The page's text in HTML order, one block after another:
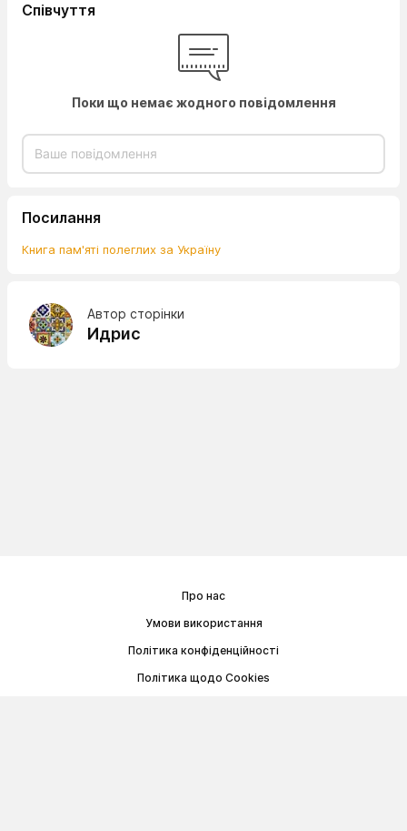
Співчуття
Поки що немає жодного повідомлення
Посилання
Книга пам'яті полеглих за Україну
Автор сторінки
Идрис
Про нас
Умови використання
Політика конфіденційності
Політика щодо Cookies